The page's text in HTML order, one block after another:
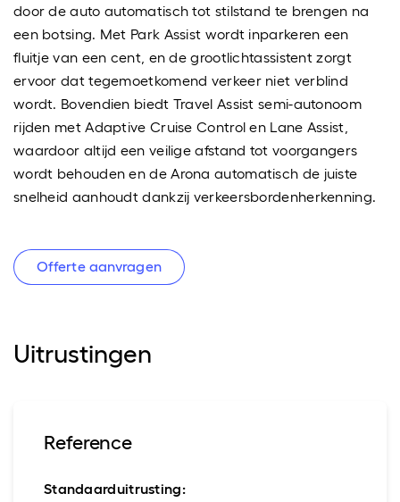
door de auto automatisch tot stilstand te brengen na
een botsing. Met Park Assist wordt inparkeren een
fluitje van een cent, en de grootlichtassistent zorgt
ervoor dat tegemoetkomend verkeer niet verblind
wordt. Bovendien biedt Travel Assist semi-autonoom
rijden met Adaptive Cruise Control en Lane Assist,
waardoor altijd een veilige afstand tot voorgangers
wordt behouden en de Arona automatisch de juiste
snelheid aanhoudt dankzij verkeersbordenherkenning.
Offerte aanvragen
Uitrustingen
Reference
Standaarduitrusting: